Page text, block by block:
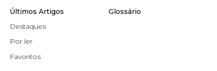
Últimos Artigos
Destaques
Por ler
Favoritos
Glossário